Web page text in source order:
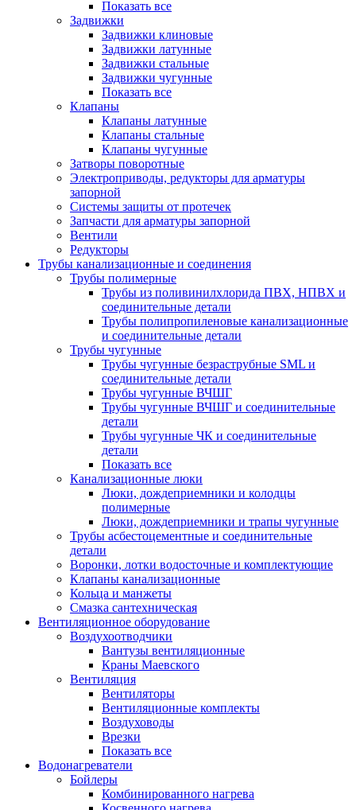
Показать все
Задвижки
Задвижки клиновые
Задвижки латунные
Задвижки стальные
Задвижки чугунные
Показать все
Клапаны
Клапаны латунные
Клапаны стальные
Клапаны чугунные
Затворы поворотные
Электроприводы, редукторы для арматуры
запорной
Системы защиты от протечек
Запчасти для арматуры запорной
Вентили
Редукторы
Трубы канализационные и соединения
Трубы полимерные
Трубы из поливинилхлорида ПВХ, НПВХ и
соединительные детали
Трубы полипропиленовые канализационные
и соединительные детали
Трубы чугунные
Трубы чугунные безраструбные SML и
соединительные детали
Трубы чугунные ВЧШГ
Трубы чугунные ВЧШГ и соединительные
детали
Трубы чугунные ЧК и соединительные
детали
Показать все
Канализационные люки
Люки, дождеприемники и колодцы
полимерные
Люки, дождеприемники и трапы чугунные
Трубы асбестоцементные и соединительные
детали
Воронки, лотки водосточные и комплектующие
Клапаны канализационные
Кольца и манжеты
Смазка сантехническая
Вентиляционное оборудование
Воздухоотводчики
Вантузы вентиляционные
Краны Маевского
Вентиляция
Вентиляторы
Вентиляционные комплекты
Воздуховоды
Врезки
Показать все
Водонагреватели
Бойлеры
Комбинированного нагрева